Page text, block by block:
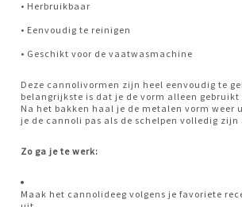
• Herbruikbaar
• Eenvoudig te reinigen
• Geschikt voor de vaatwasmachine
Deze cannolivormen zijn heel eenvoudig te
belangrijkste is dat je de vorm alleen
Na het bakken haal je de metalen vorm weer
je de cannoli pas als de schelpen volledig zijn
Zo ga je te werk:
Maak het cannolideeg volgens je favoriete